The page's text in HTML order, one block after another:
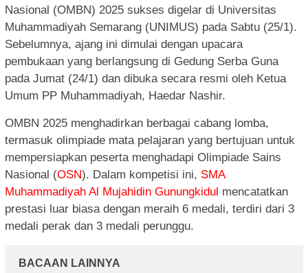
Nasional (OMBN) 2025 sukses digelar di Universitas
Muhammadiyah Semarang (UNIMUS) pada Sabtu (25/1).
Sebelumnya, ajang ini dimulai dengan upacara
pembukaan yang berlangsung di Gedung Serba Guna
pada Jumat (24/1) dan dibuka secara resmi oleh Ketua
Umum PP Muhammadiyah, Haedar Nashir.
OMBN 2025 menghadirkan berbagai cabang lomba,
termasuk olimpiade mata pelajaran yang bertujuan untuk
mempersiapkan peserta menghadapi Olimpiade Sains
Nasional (OSN). Dalam kompetisi ini, SMA
Muhammadiyah Al Mujahidin Gunungkidul mencatatkan
prestasi luar biasa dengan meraih 6 medali, terdiri dari 3
medali perak dan 3 medali perunggu.
BACAAN LAINNYA